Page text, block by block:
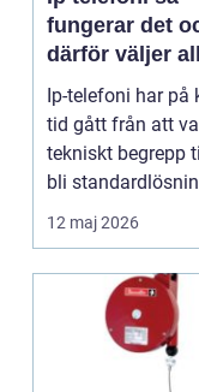
fungerar det
därför väljer
fler företag att
Ip-telefoni har på
tid gått från att
tekniskt begrepp
bli
för...
12 maj 2026